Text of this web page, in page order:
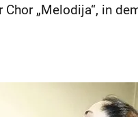
„Melodija“, in